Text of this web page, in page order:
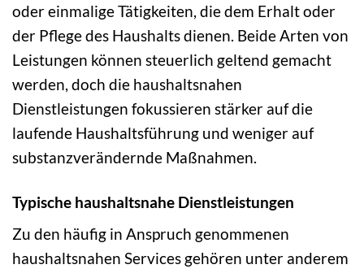
oder einmalige Tätigkeiten, die dem Erhalt oder
der Pflege des Haushalts dienen. Beide Arten von
Leistungen können steuerlich geltend gemacht
werden, doch die haushaltsnahen
Dienstleistungen fokussieren stärker auf die
laufende Haushaltsführung und weniger auf
substanzverändernde Maßnahmen.
Typische haushaltsnahe Dienstleistungen
Zu den häufig in Anspruch genommenen
haushaltsnahen Services gehören unter anderem